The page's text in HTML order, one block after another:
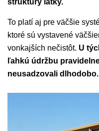
To platí aj pre väčšie
ktoré sú vystavené
vonkajších nečistôt. U
ľahkú údržbu
neusadzovali dlhodobo.